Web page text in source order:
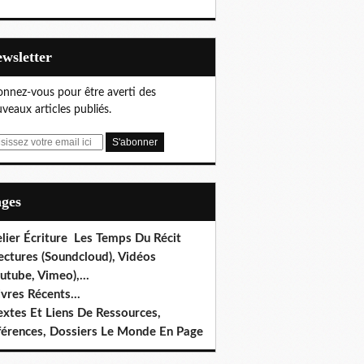
vous pour être averti des
articles publiés.
Écriture Les Temps Du Récit
(Soundcloud), Vidéos
Vimeo),...
Récents...
Et Liens De Ressources,
Dossiers Le Monde En Page